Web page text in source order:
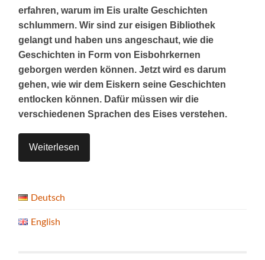
erfahren, warum im Eis uralte Geschichten
schlummern. Wir sind zur eisigen Bibliothek
gelangt und haben uns angeschaut, wie die
Geschichten in Form von Eisbohrkernen
geborgen werden können. Jetzt wird es darum
gehen, wie wir dem Eiskern seine Geschichten
entlocken können. Dafür müssen wir die
verschiedenen Sprachen des Eises verstehen.
Weiterlesen
Deutsch
English